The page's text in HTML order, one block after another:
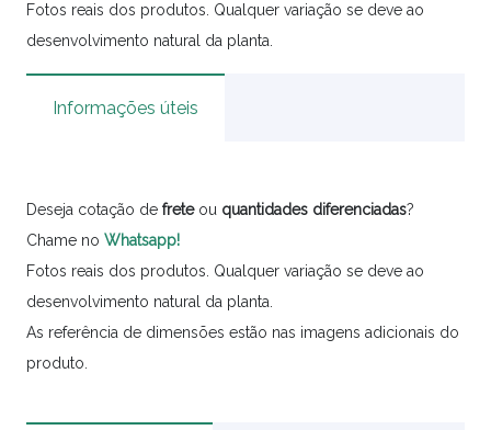
Fotos reais dos produtos. Qualquer variação se deve ao
desenvolvimento natural da planta.
Informações úteis
Deseja cotação de freteou quantidades diferenciadas?
Chame no Whatsapp!
Fotos reais dos produtos. Qualquer variação se deve ao
desenvolvimento natural da planta.
As referência de dimensões estão nas imagens adicionais do
produto.